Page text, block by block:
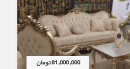
81,000,000 تومان